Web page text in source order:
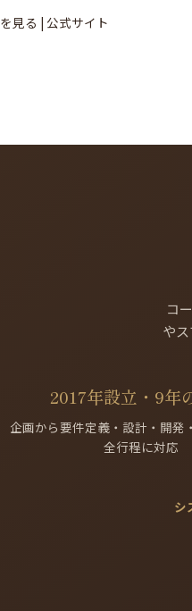
見る | 公式サイト
コ
や
2017年設立・9年
企画から要件定義・設計・開発
全行程に対応
シ